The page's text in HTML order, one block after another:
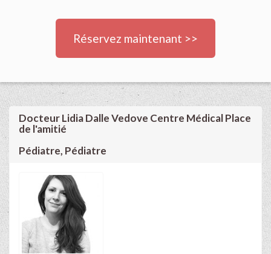
Réservez maintenant >>
Docteur Lidia Dalle Vedove Centre Médical Place
de l'amitié
Pédiatre, Pédiatre